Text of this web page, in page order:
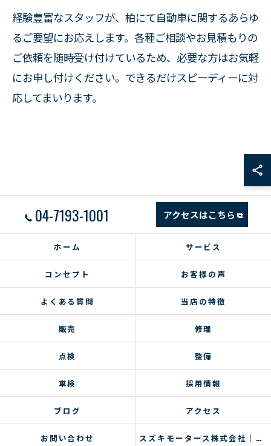
経験豊富なスタッフが、柏にて自動車に関するあらゆ
るご要望にお応えします。各種ご相談やお見積もりの
ご依頼を随時受け付けているため、必要な方はお気軽
にお申し付けください。できるだけスピーディーに対
応してまいります。
04-7193-1001 アクセスはこちら
ホーム サービス
コンセプト お客様の声
よくある質問 当店の特徴
販売 修理
点検 整備
車検 採用情報
ブログ アクセス
お問い合わせ スズキモータース株式会社｜コラム